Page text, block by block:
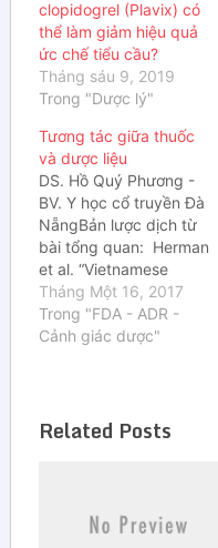
clopidogrel (Plavix) có
thể làm giảm hiệu quả
ức chế tiểu cầu?
Tháng sáu 9, 2019
Trong "Dược lý"
Tương tác giữa thuốc
và dược liệu
DS. Hồ Quý Phương -
BV. Y học cổ truyền Đà
NẵngBản lược dịch từ
bài tổng quan: Herman
et al. “Vietnamese
traditional medicine
from a pharmacist’s
perspective”. Expert
thuốc là một vấn đề
Tháng Một 16, 2017
Trong "FDA - ADR -
Cảnh giác dược"
Related Posts